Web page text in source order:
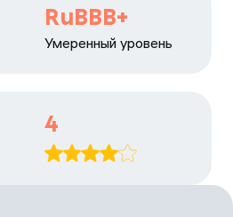
RuBBB+
Умеренный уровень
4